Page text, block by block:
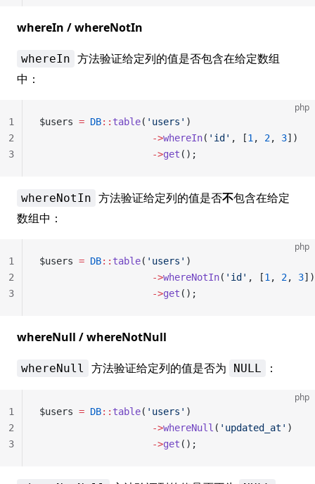
whereIn / whereNotIn
whereIn 方法验证给定列的值是否包含在给定数组
中：
php
$users = DB:: table( 'users' )
                    ->
whereIn( 'id' , [1 , 2, 3])
                    ->
get ();
1
2
3
whereNotIn 方法验证给定列的值是否不包含在给定
数组中：
php
$users = DB:: table( 'users' )
                    ->
whereNotIn( 'id' , [1 , 2, 3])
                    ->
get ();
1
2
3
whereNull / whereNotNull
whereNull 方法验证给定列的值是否为 NULL ：
php
$users = DB:: table( 'users' )
                    ->
whereNull ( 'updated_at' )
                    ->
get ();
1
2
3